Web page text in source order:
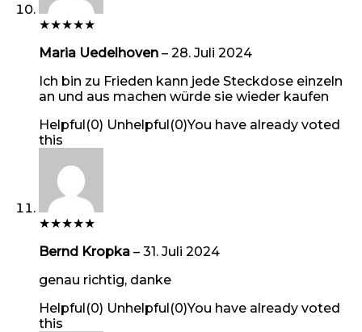
★★★★★
Maria Uedelhoven – 28. Juli 2024
Ich bin zu Frieden kann jede Steckdose einzeln
an und aus machen würde sie wieder kaufen
Helpful(0) Unhelpful(0)You have already voted
this
★★★★★
Bernd Kropka – 31. Juli 2024
genau richtig, danke
Helpful(0) Unhelpful(0)You have already voted
this